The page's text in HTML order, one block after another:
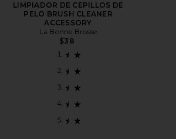
LIMPIADOR DE CEPILLOS DE
PELO BRUSH CLEANER
ACCESSORY
La Bonne Brosse
$38